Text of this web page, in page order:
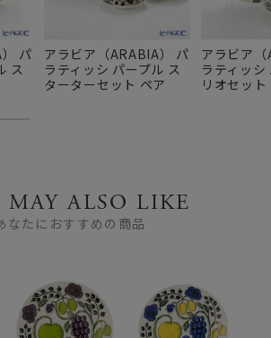
パ
ス
アラビア（ARABIA） パ
ラティッシ パープル ス
ターターセット ペア
アラビア
ラティッシ
リオセット
MAY ALSO LIKE
なたにおすすめの商品